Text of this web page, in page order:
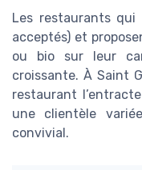
Les restaurants qui
acceptés) et
ou bio sur leur
croissante. À Saint
restaurant
une clientèle
convivial.